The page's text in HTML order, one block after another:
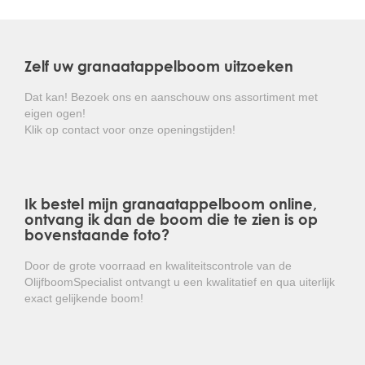
het voorjaar gebeuren.
Zelf uw granaatappelboom uitzoeken
Dat kan! Bezoek ons en aanschouw ons assortiment met
eigen ogen!
Klik op contact voor onze openingstijden!
Ik bestel mijn granaatappelboom online,
ontvang ik dan de boom die te zien is op
bovenstaande foto?
Door de grote voorraad en kwaliteitscontrole van de
OlijfboomSpecialist ontvangt u een kwalitatief en qua uiterlijk
exact gelijkende boom!